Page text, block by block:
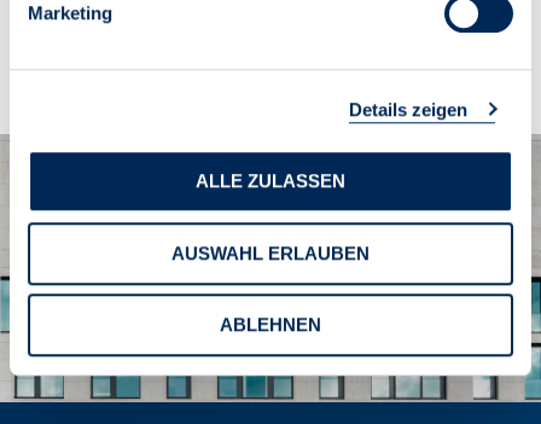
Marketing
Details zeigen
ALLE ZULASSEN
AUSWAHL ERLAUBEN
ABLEHNEN